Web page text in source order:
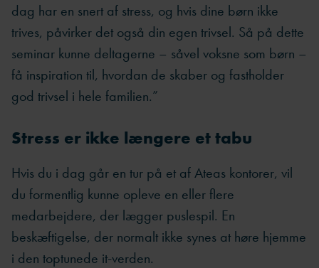
dag har en snert af stress, og hvis dine børn ikke
trives, påvirker det også din egen trivsel. Så på dette
seminar kunne deltagerne – såvel voksne som børn –
få inspiration til, hvordan de skaber og fastholder
god trivsel i hele familien.”
Stress er ikke længere et tabu
Hvis du i dag går en tur på et af Ateas kontorer, vil
du formentlig kunne opleve en eller flere
medarbejdere, der lægger puslespil. En
beskæftigelse, der normalt ikke synes at høre hjemme
i den toptunede it-verden.